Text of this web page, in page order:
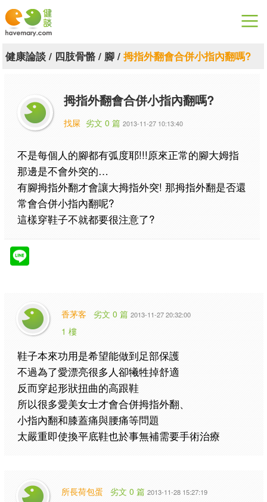
漫漫健康
關於健談
聯絡我們
下載專區
健康論談/ 四肢骨骼/ 腳/ 拇指外翻會合併小指內翻嗎?
拇指外翻會合併小指內翻嗎?
找屎 劣文 0 篇 2013-11-27 10:13:40
不是每個人的腳都有弧度耶!!!原來正常的腳大姆指
那邊是不會外突的…
有腳拇指外翻才會讓大拇指外突! 那拇指外翻是否還
常會合併小指內翻呢?
這樣穿鞋子不就都要很注意了?
香茅客 劣文 0 篇 2013-11-27 20:32:00
1 樓
鞋子本來功用是希望能做到足部保護
不過為了愛漂亮很多人卻犧牲掉舒適
反而穿起形狀扭曲的高跟鞋
所以很多愛美女士才會合併拇指外翻、
小指內翻和膝蓋痛與腰痛等問題
太嚴重即使換平底鞋也於事無補需要手術治療
所長荷包蛋 劣文 0 篇 2013-11-28 15:27:19